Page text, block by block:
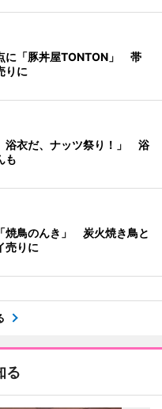
に「豚丼屋TONTON」 帯
りに
浴衣だ、ナッツ祭り！」 浴
も
焼鳥のんき」 炭火焼き鳥と
売りに
る